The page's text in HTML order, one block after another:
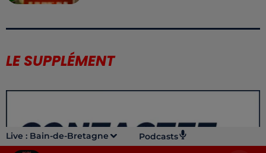
Live : Bain-de-Bretagne Podcasts
LE SUPPLÉMENT